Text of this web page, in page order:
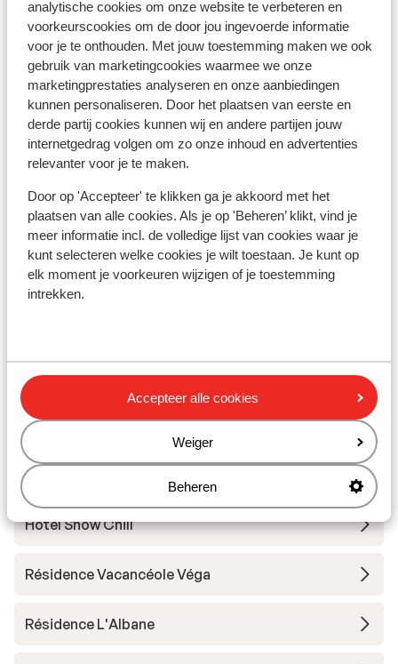
analytische cookies om onze website te verbeteren en
voorkeurscookies om de door jou ingevoerde informatie
voor je te onthouden. Met jouw toestemming maken we ook
gebruik van marketingcookies waarmee we onze
marketingprestaties analyseren en onze aanbiedingen
kunnen personaliseren. Door het plaatsen van eerste en
derde partij cookies kunnen wij en andere partijen jouw
internetgedrag volgen om zo onze inhoud en advertenties
relevanter voor je te maken.
Door op 'Accepteer' te klikken ga je akkoord met het
plaatsen van alle cookies. Als je op 'Beheren’ klikt, vind je
meer informatie incl. de volledige lijst van cookies waar je
kunt selecteren welke cookies je wilt toestaan. Je kunt op
elk moment je voorkeuren wijzigen of je toestemming
intrekken.
Accepteer alle cookies
Weiger
Beheren
Bekijk op kaart
Afstanden
Aan de rand van het centrum
Direct aan de skipiste
Skipas, -les en verhuur
Skipas
Skilessen
Andere accommodaties in La Forêt
Blanche
Résidence Club MMV le Silvana
Hotel Snow Chill
Résidence Vacancéole Véga
Résidence L'Albane